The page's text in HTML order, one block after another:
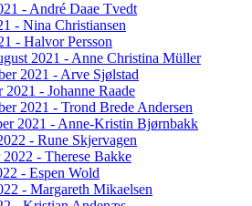
- André Daae Tvedt
- Nina Christiansen
- Halvor Persson
2021 - Anne Christina Müller
2021 - Arve Sjølstad
2021 - Johanne Raade
2021 - Trond Brede Andersen
2021 - Anne-Kristin Bjørnbakk
- Rune Skjervagen
2022 - Therese Bakke
- Espen Wold
- Margareth Mikaelsen